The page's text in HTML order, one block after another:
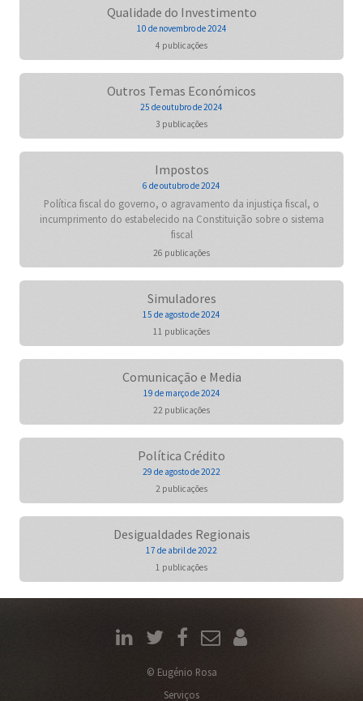
Qualidade do Investimento
10 de novembro de 2024
4 publicações
Outros Temas Económicos
25 de outubro de 2024
3 publicações
Impostos
6 de outubro de 2024
Política fiscal do governo, o agravamento da injustiça fiscal, o
incumprimento do estabelecido na Constituição sobre o sistema
fiscal
26 publicações
Simuladores
15 de agosto de 2024
11 publicações
Comunicação e Media
19 de março de 2024
22 publicações
Política Crédito
29 de agosto de 2022
2 publicações
Desigualdades Regionais
17 de abril de 2022
1 publicações
© Eugénio Rosa
Serviços